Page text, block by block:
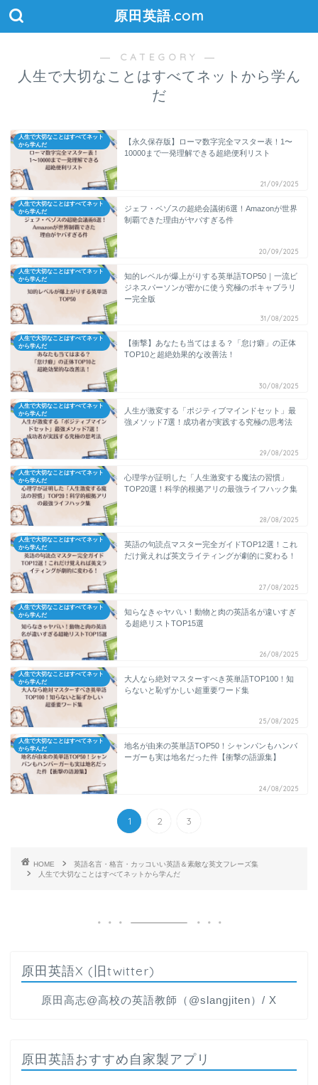
原田英語.com
― CATEGORY ―
人生で大切なことはすべてネットから学ん
だ
人生で大切なことはすべてネット
から学んだ
【永久保存版】ローマ数字完全マスター表！1〜
10000まで一発理解できる超絶便利リスト
21/09/2025
人生で大切なことはすべてネット
から学んだ
ジェフ・ベゾスの超絶会議術6選！Amazonが世界
制覇できた理由がヤバすぎる件
20/09/2025
人生で大切なことはすべてネット
から学んだ
知的レベルが爆上がりする英単語TOP50｜一流ビ
ジネスパーソンが密かに使う究極のボキャブラリ
ー完全版
31/08/2025
人生で大切なことはすべてネット
から学んだ
【衝撃】あなたも当てはまる？「怠け癖」の正体
TOP10と超絶効果的な改善法！
30/08/2025
人生で大切なことはすべてネット
から学んだ
人生が激変する「ポジティブマインドセット」最
強メソッド7選！成功者が実践する究極の思考法
29/08/2025
人生で大切なことはすべてネット
から学んだ
心理学が証明した「人生激変する魔法の習慣」
TOP20選！科学的根拠アリの最強ライフハック集
28/08/2025
人生で大切なことはすべてネット
から学んだ
英語の句読点マスター完全ガイドTOP12選！これ
だけ覚えれば英文ライティングが劇的に変わる！
27/08/2025
人生で大切なことはすべてネット
から学んだ
知らなきゃヤバい！動物と肉の英語名が違いすぎ
る超絶リストTOP15選
26/08/2025
人生で大切なことはすべてネット
から学んだ
大人なら絶対マスターすべき英単語TOP100！知
らないと恥ずかしい超重要ワード集
25/08/2025
人生で大切なことはすべてネット
から学んだ
地名が由来の英単語TOP50！シャンパンもハンバ
ーガーも実は地名だった件【衝撃の語源集】
24/08/2025
1 2 3
HOME
英語名言・格言・カッコいい英語＆素敵な英文フレーズ集
人生で大切なことはすべてネットから学んだ
原田英語X (旧twitter)
原田高志@高校の英語教師（@slangjiten）/ X
原田英語おすすめ自家製アプリ